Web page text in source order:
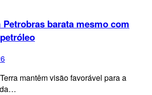
barata mesmo com
mantêm visão favorável para a
da…